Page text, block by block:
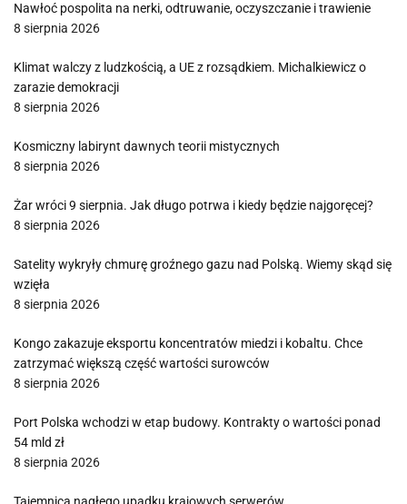
Nawłoć pospolita na nerki, odtruwanie, oczyszczanie i trawienie
8 sierpnia 2026
Klimat walczy z ludzkością, a UE z rozsądkiem. Michalkiewicz o
zarazie demokracji
8 sierpnia 2026
Kosmiczny labirynt dawnych teorii mistycznych
8 sierpnia 2026
Żar wróci 9 sierpnia. Jak długo potrwa i kiedy będzie najgoręcej?
8 sierpnia 2026
Satelity wykryły chmurę groźnego gazu nad Polską. Wiemy skąd się
wzięła
8 sierpnia 2026
Kongo zakazuje eksportu koncentratów miedzi i kobaltu. Chce
zatrzymać większą część wartości surowców
8 sierpnia 2026
Port Polska wchodzi w etap budowy. Kontrakty o wartości ponad
54 mld zł
8 sierpnia 2026